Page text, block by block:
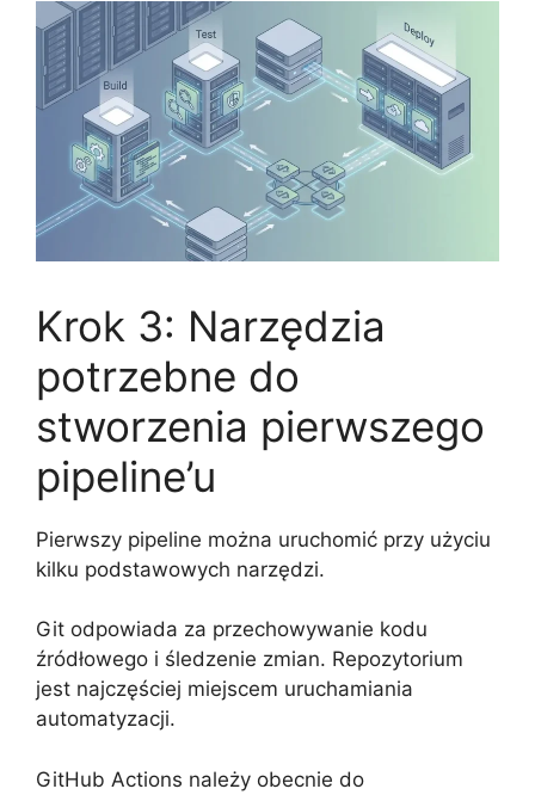
Krok 3: Narzędzia
potrzebne do
stworzenia pierwszego
pipeline’u
Pierwszy pipeline można uruchomić przy użyciu
kilku podstawowych narzędzi.
Git odpowiada za przechowywanie kodu
źródłowego i śledzenie zmian. Repozytorium
jest najczęściej miejscem uruchamiania
automatyzacji.
GitHub Actions należy obecnie do